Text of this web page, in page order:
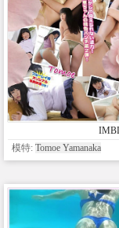
模特: Tomoe Yamanaka